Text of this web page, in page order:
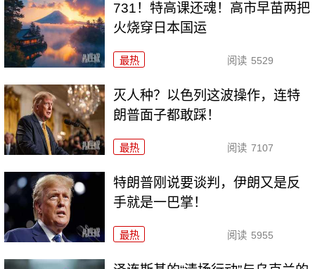
731！特高课还魂！高市早苗两把
火烧穿日本国运
最热 阅读 5529
灭人种？以色列这波操作，连特
朗普面子都敢踩！
最热 阅读 7107
特朗普刚说要谈判，伊朗又是反
手就是一巴掌！
最热 阅读 5955